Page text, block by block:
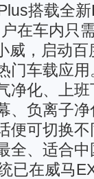
搭载全
在车内只
威，启动
门车载应
净化、上
、负离子
便可切换
全、适合
已在威马